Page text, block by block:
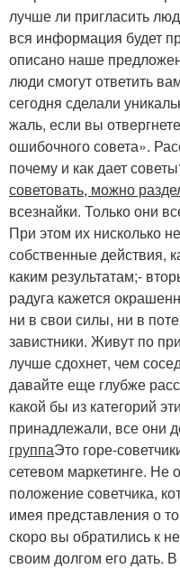
лучше ли пригласить
вся информация будет
описано наше
люди смогут ответить
сегодня сделали
жаль, если вы
ошибочного совета».
почему и как дает
советовать, можно
всезнайки. Только они
При этом их нисколько
собственные действия,
каким результатам;-
радуга кажется
ни в свои силы, ни в
завистники. Живут по
лучше сдохнет, чем
давайте еще глубже
какой бы из категорий
принадлежали, все они
группаЭто горе-
сетевом маркетинге. Не
положение советчика,
имея представления о
скоро вы обратились к
своим долгом его дать.